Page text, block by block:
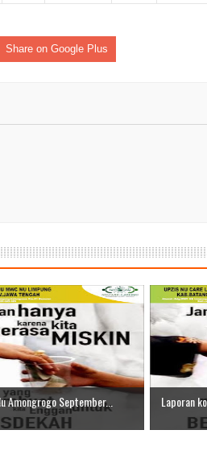
Share on Google Plus
Amongrogo September... Laporan